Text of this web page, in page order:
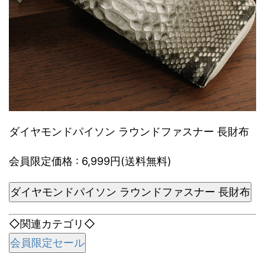
ダイヤモンドパイソン ラウンドファスナー 長財布
会員限定価格 : 6,999円(送料無料)
ダイヤモンドパイソン ラウンドファスナー 長財布
◇関連カテゴリ◇
会員限定セール